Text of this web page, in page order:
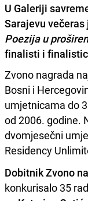
U Galeriji
Sarajevu
Poezija u
finalisti i
Zvono nagrada
Bosni i
umjetnicama do
od 2006. godine.
dvomjesečni
Residency
Dobitnik Zvono
konkurisalo 35